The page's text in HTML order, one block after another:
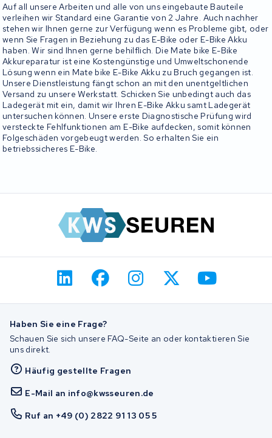
Auf all unsere Arbeiten und alle von uns eingebaute Bauteile
verleihen wir Standard eine Garantie von 2 Jahre. Auch nachher
stehen wir Ihnen gerne zur Verfügung wenn es Probleme gibt, oder
wenn Sie Fragen in Beziehung zu das E-Bike oder E-Bike Akku
haben. Wir sind Ihnen gerne behilflich. Die Mate bike E-Bike
Akkureparatur ist eine Kostengünstige und Umweltschonende
Lösung wenn ein Mate bike E-Bike Akku zu Bruch gegangen ist.
Unsere Dienstleistung fängt schon an mit den unentgeltlichen
Versand zu unsere Werkstatt. Schicken Sie unbedingt auch das
Ladegerät mit ein, damit wir Ihren E-Bike Akku samt Ladegerät
untersuchen können. Unsere erste Diagnostische Prüfung wird
versteckte Fehlfunktionen am E-Bike aufdecken, somit können
Folgeschäden vorgebeugt werden. So erhalten Sie ein
betriebssicheres E-Bike.
Haben Sie eine Frage?
Schauen Sie sich unsere FAQ-Seite an oder kontaktieren Sie
uns direkt.
Häufig gestellte Fragen
E-Mail an info@kwsseuren.de
Ruf an +49 (0) 2822 91 13 05 5